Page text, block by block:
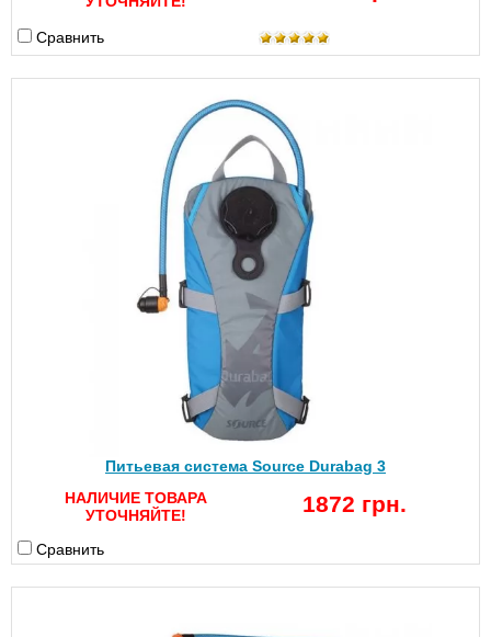
Сравнить
Питьевая система Source Durabag 3
НАЛИЧИЕ ТОВАРА
УТОЧНЯЙТЕ!
1872 грн.
Сравнить